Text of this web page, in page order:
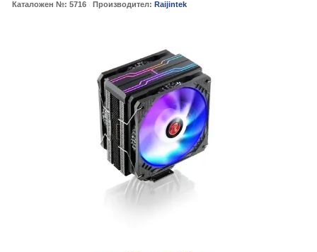
Каталожен №: 5716 Производител: Raijintek